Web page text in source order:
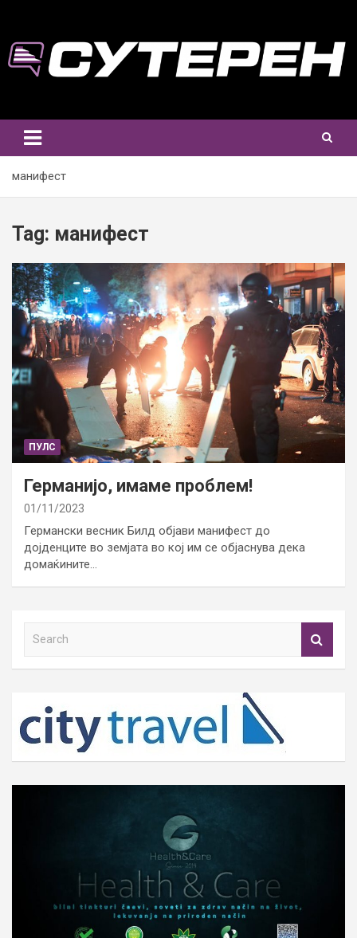
content
манифест
Tag: манифест
ПУЛС
Германијo, имаме проблем!
01/11/2023
Германски весник Билд објави манифест до
дојденците во земјата во кој им се објаснува дека
домаќините…
h